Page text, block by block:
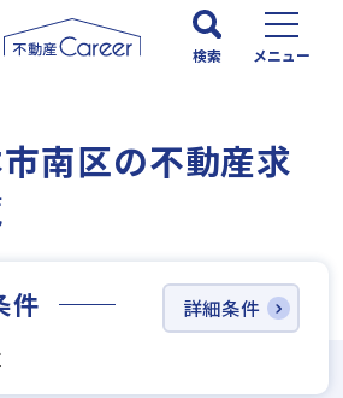
検索 メニュー
南区の不動産求
件 詳細条件